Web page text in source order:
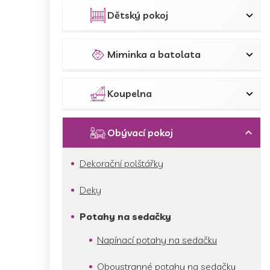
Dětský pokoj
Miminka a batolata
Koupelna
Obývací pokoj
Dekorační polštářky
Deky
Potahy na sedačky
Napínací potahy na sedačku
Oboustranné potahy na sedačku